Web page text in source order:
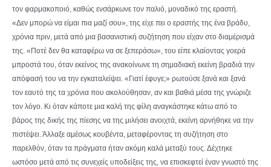
τον φαρμακοποιό, καθώς ενσάρκωνε τον παλιό, μοναδικό της εραστή.
«Δεν μπορώ να είμαι πια μαζί σου», της είχε πει ο εραστής της ένα βράδυ,
χρόνια πριν, μετά από μια βασανιστική συζήτηση που είχαν στο διαμέρισμά
της. «Ποτέ δεν θα καταφέρω να σε ξεπεράσω», του είπε κλαίοντας γοερά
μπροστά του, όταν εκείνος της ανακοίνωνε τη σημαδιακή εκείνη βραδιά την
απόφασή του να την εγκαταλείψει. «Γιατί έφυγε;» ρωτούσε ξανά και ξανά
τον εαυτό της τα χρόνια που ακολούθησαν, αν και βαθιά μέσα της γνώριζε
τον λόγο. Κι όταν κάποτε μια καλή της φίλη αναγκάστηκε κάτω από το
βάρος της δικής της πίεσης να της μιλήσει ανοιχτά, εκείνη αρνήθηκε να την
πιστέψει. Άλλαξε αμέσως κουβέντα, μεταφέροντας τη συζήτηση στο
παρελθόν, όταν τα πράγματα ήταν ακόμη καλά μεταξύ τους. Δέχτηκε
ωστόσο μετά από τις συνεχείς υποδείξεις της, να επισκεφτεί έναν γνωστό της